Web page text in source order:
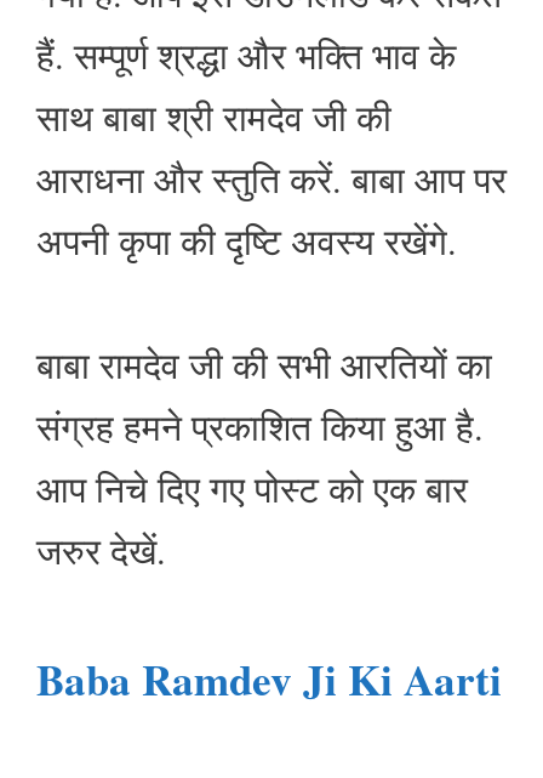
हैं. सम्पूर्ण श्रद्धा और भक्ति भाव के
साथ बाबा श्री रामदेव जी की
आराधना और स्तुति करें. बाबा आप पर
अपनी कृपा की दृष्टि अवस्य रखेंगे.
बाबा रामदेव जी की सभी आरतियों का
संग्रह हमने प्रकाशित किया हुआ है.
आप निचे दिए गए पोस्ट को एक बार
जरुर देखें.
Baba Ramdev Ji Ki Aarti